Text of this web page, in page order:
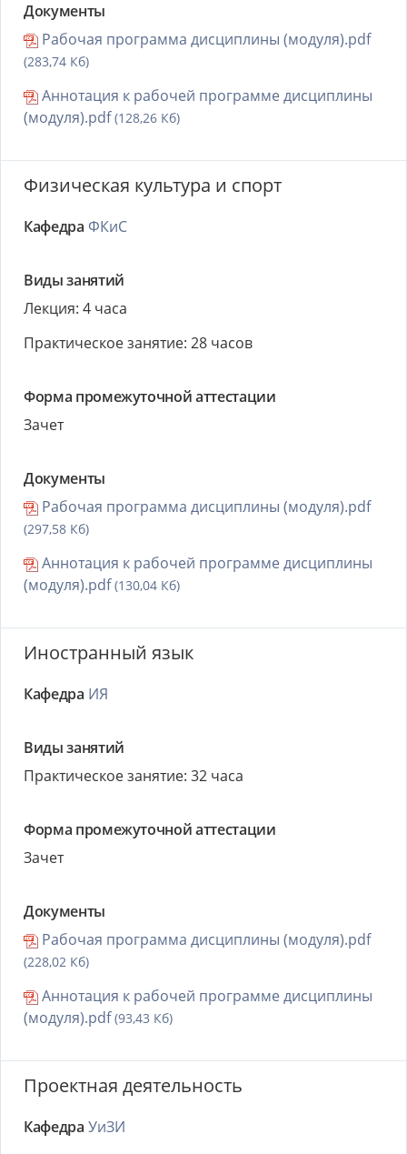
Документы
Рабочая программа дисциплины (модуля).pdf
(283,74 Кб)
Аннотация к рабочей программе дисциплины
(модуля).pdf(128,26 Кб)
Физическая культура и спорт
Кафедра ФКиС
Виды занятий
Лекция: 4 часа
Практическое занятие: 28 часов
Форма промежуточной аттестации
Зачет
Документы
Рабочая программа дисциплины (модуля).pdf
(297,58 Кб)
Аннотация к рабочей программе дисциплины
(модуля).pdf(130,04 Кб)
Иностранный язык
Кафедра ИЯ
Виды занятий
Практическое занятие: 32 часа
Форма промежуточной аттестации
Зачет
Документы
Рабочая программа дисциплины (модуля).pdf
(228,02 Кб)
Аннотация к рабочей программе дисциплины
(модуля).pdf(93,43 Кб)
Проектная деятельность
Кафедра УиЗИ